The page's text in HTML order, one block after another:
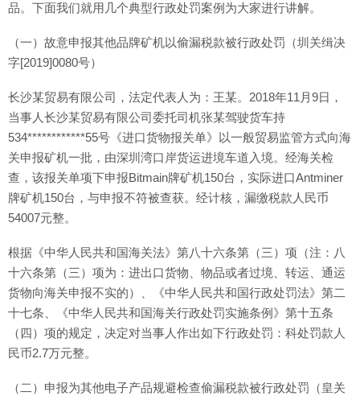
品。下面我们就用几个典型行政处罚案例为大家进行讲解。
（一）故意申报其他品牌矿机以偷漏税款被行政处罚（圳关缉决
字[2019]0080号）
长沙某贸易有限公司，法定代表人为：王某。2018年11月9日，
当事人长沙某贸易有限公司委托司机张某驾驶货车持
534************55号《进口货物报关单》以一般贸易监管方式向海
关申报矿机一批，由深圳湾口岸货运进境车道入境。经海关检
查，该报关单项下申报Bitmain牌矿机150台，实际进口Antminer
牌矿机150台，与申报不符被查获。经计核，漏缴税款人民币
54007元整。
根据《中华人民共和国海关法》第八十六条第（三）项（注：八
十六条第（三）项为：进出口货物、物品或者过境、转运、通运
货物向海关申报不实的）、《中华人民共和国行政处罚法》第二
十七条、《中华人民共和国海关行政处罚实施条例》第十五条
（四）项的规定，决定对当事人作出如下行政处罚：科处罚款人
民币2.7万元整。
（二）申报为其他电子产品规避检查偷漏税款被行政处罚（皇关